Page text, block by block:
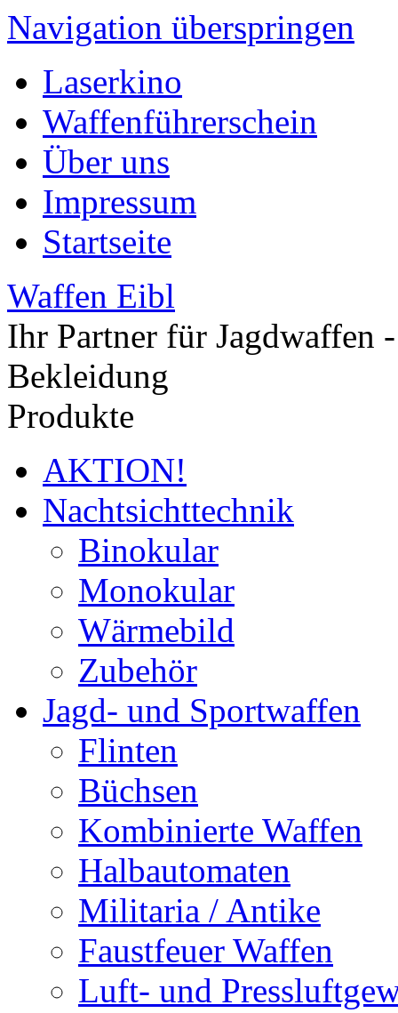
Navigation überspringen
Laserkino
Waffenführerschein
Über uns
Impressum
Startseite
Waffen Eibl
Ihr Partner für Jagdwaffen
Bekleidung
Produkte
AKTION!
Nachtsichttechnik
Binokular
Monokular
Wärmebild
Zubehör
Jagd- und Sportwaffen
Flinten
Büchsen
Kombinierte Waffen
Halbautomaten
Militaria / Antike
Faustfeuer Waffen
Luft- und